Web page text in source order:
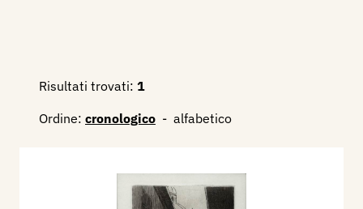
Risultati trovati: 1
Ordine: cronologico - alfabetico